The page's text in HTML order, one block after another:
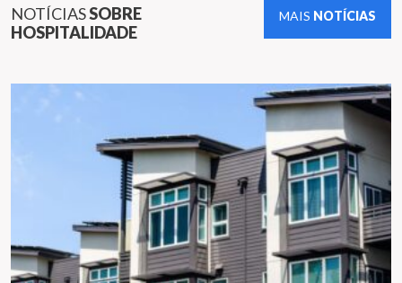
NOTÍCIASSOBRE
HOSPITALIDADE
MAIS NOTÍCIAS